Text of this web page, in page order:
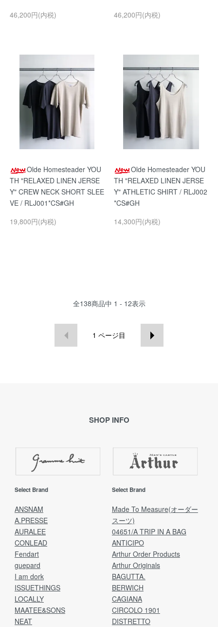
46,200円(内税)
46,200円(内税)
Olde Homesteader YOU
TH "RELAXED LINEN JERSE
Y" CREW NECK SHORT SLEE
VE / RLJ001*CS#GH
19,800円(内税)
Olde Homesteader YOU
TH "RELAXED LINEN JERSE
Y" ATHLETIC SHIRT / RLJ002
*CS#GH
14,300円(内税)
全138商品中 1 - 12表示
1 ページ目
SHOP INFO
Select Brand
ANSNAM
A.PRESSE
AURALEE
CONLEAD
Fendart
guepard
I am dork
ISSUETHINGS
LOCALLY
MAATEE&SONS
NEAT
Select Brand
Made To Measure(オーダー
スーツ)
04651/A TRIP IN A BAG
ANTICIPO
Arthur Order Products
Arthur Originals
BAGUTTA.
BERWICH
CAGIANA
CIRCOLO 1901
DISTRETTO